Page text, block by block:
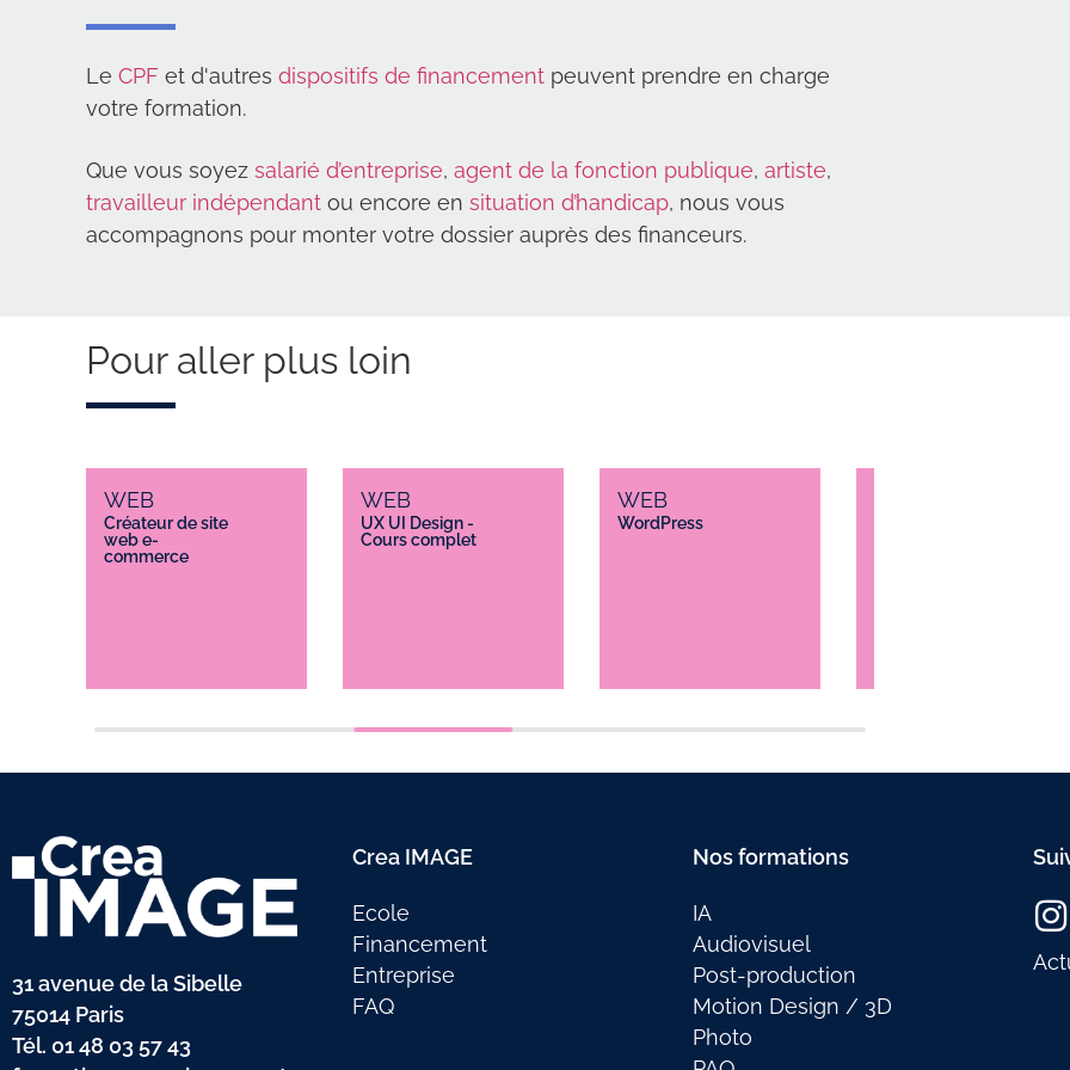
Le CPF et d'autres dispositifs de financement peuvent prendre en charge
votre formation.
Que vous soyez salarié d’entreprise, agent de la fonction publique, artiste,
travailleur indépendant ou encore en situation d’handicap, nous vous
accompagnons pour monter votre dossier auprès des financeurs.
Pour aller plus loin
WEB
Créateur de site
web e-
commerce
WEB
UX UI Design -
Cours complet
WEB
WordPress
31 avenue de la Sibelle
75014 Paris
Tél. 01 48 03 57 43
Crea IMAGE
Ecole
Financement
Entreprise
FAQ
Nos formations
IA
Audiovisuel
Post-production
Motion Design / 3D
Photo